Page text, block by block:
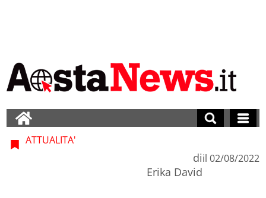
ATTUALITA'
di
Erika David
il 02/08/2022